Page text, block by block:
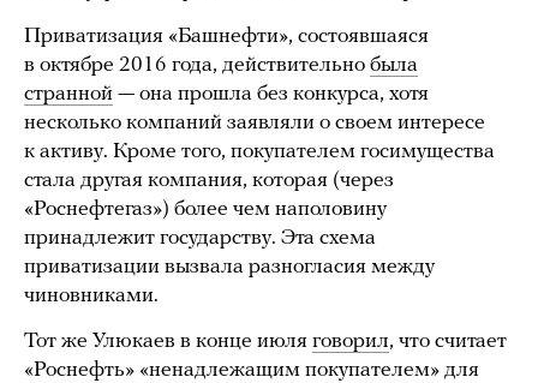
Приватизация «Башнефти», состоявшаяся
в октябре 2016 года, действительно была
странной — она прошла без конкурса, хотя
несколько компаний заявляли о своем интересе
к активу. Кроме того, покупателем госимущества
стала другая компания, которая (через
«Роснефтегаз») более чем наполовину
принадлежит государству. Эта схема
приватизации вызвала разногласия между
чиновниками.
Тот же Улюкаев в конце июля говорил, что считает
«Роснефть» «ненадлежащим покупателем» для